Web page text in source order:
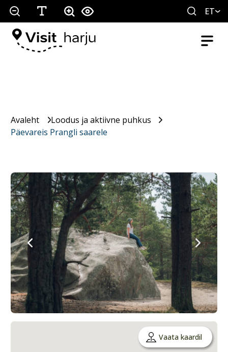
ET
Avaleht
Loodus ja aktiivne puhkus
Päevareis Prangli saarele
Vaata kaardil